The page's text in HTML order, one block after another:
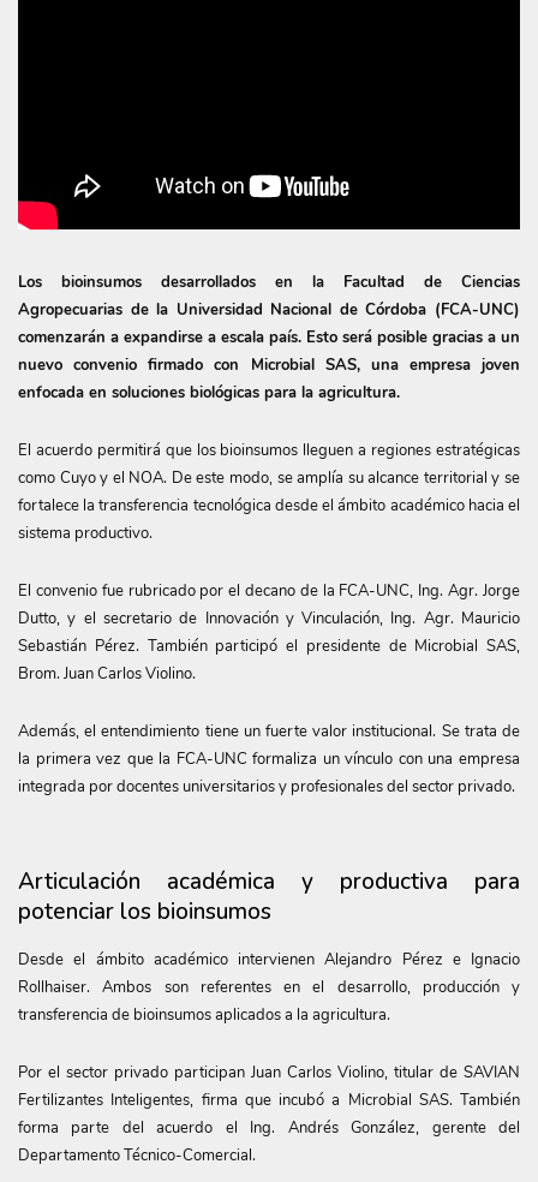
Los bioinsumos desarrollados en la Facultad de Ciencias
Agropecuarias de la Universidad Nacional de Córdoba (FCA-UNC)
comenzarán a expandirse a escala país. Esto será posible gracias a un
nuevo convenio firmado con Microbial SAS, una empresa joven
enfocada en soluciones biológicas para la agricultura.
El acuerdo permitirá que los bioinsumos lleguen a regiones estratégicas
como Cuyo y el NOA. De este modo, se amplía su alcance territorial y se
fortalece la transferencia tecnológica desde el ámbito académico hacia el
sistema productivo.
El convenio fue rubricado por el decano de la FCA-UNC, Ing. Agr. Jorge
Dutto, y el secretario de Innovación y Vinculación, Ing. Agr. Mauricio
Sebastián Pérez. También participó el presidente de Microbial SAS,
Brom. Juan Carlos Violino.
Además, el entendimiento tiene un fuerte valor institucional. Se trata de
la primera vez que la FCA-UNC formaliza un vínculo con una empresa
integrada por docentes universitarios y profesionales del sector privado.
Articulación académica y productiva para
potenciar los bioinsumos
Desde el ámbito académico intervienen Alejandro Pérez e Ignacio
Rollhaiser. Ambos son referentes en el desarrollo, producción y
transferencia de bioinsumos aplicados a la agricultura.
Por el sector privado participan Juan Carlos Violino, titular de SAVIAN
Fertilizantes Inteligentes, firma que incubó a Microbial SAS. También
forma parte del acuerdo el Ing. Andrés González, gerente del
Departamento Técnico-Comercial.